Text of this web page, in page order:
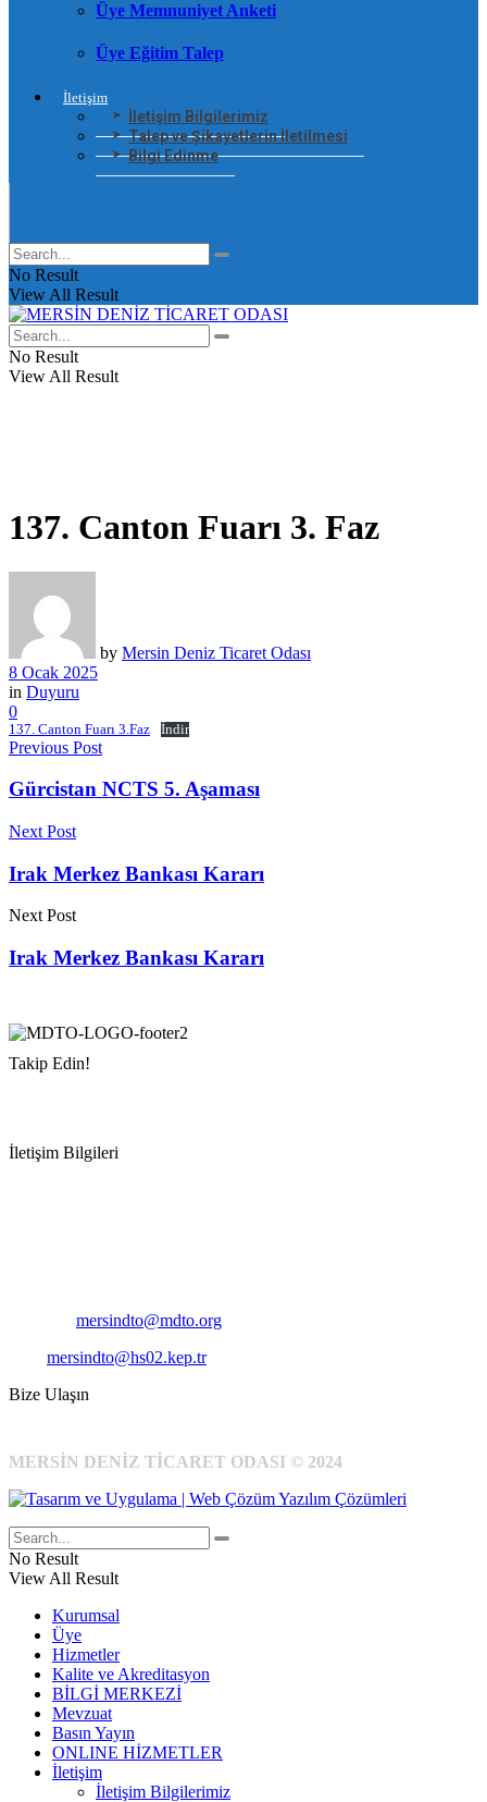
Üye Memnuniyet Anketi
Üye Eğitim Talep
İletişim
İletişim Bilgilerimiz
Talep ve Şikayetlerin İletilmesi
Bilgi Edinme
No Result
View All Result
No Result
View All Result
137. Canton Fuarı 3. Faz
by Mersin Deniz Ticaret Odası
8 Ocak 2025
in Duyuru
0
137. Canton Fuarı 3.Faz İndir
Previous Post
Gürcistan NCTS 5. Aşaması
Next Post
Irak Merkez Bankası Kararı
Next Post
Irak Merkez Bankası Kararı
Takip Edin!
İletişim Bilgileri
mersindto@mdto.org
mersindto@hs02.kep.tr
Bize Ulaşın
MERSİN DENİZ TİCARET ODASI © 2024
No Result
View All Result
Kurumsal
Üye
Hizmetler
Kalite ve Akreditasyon
BİLGİ MERKEZİ
Mevzuat
Basın Yayın
ONLINE HİZMETLER
İletişim
İletişim Bilgilerimiz